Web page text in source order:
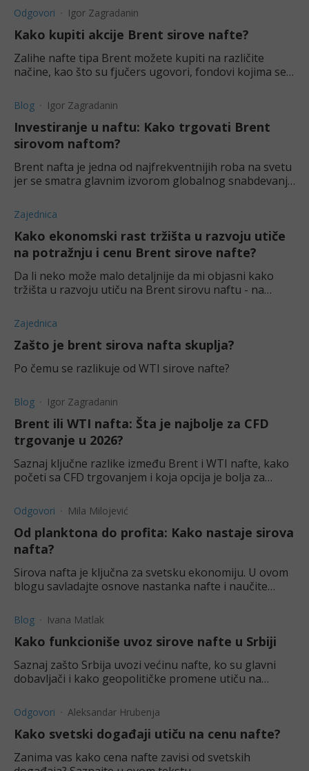
Odgovori Igor Zagradanin
Kako kupiti akcije Brent sirove nafte?
Zalihe nafte tipa Brent možete kupiti na različite
načine, kao što su fjučers ugovori, fondovi kojima se
Blog Igor Zagradanin
Investiranje u naftu: Kako trgovati Brent
sirovom naftom?
Brent nafta je jedna od najfrekventnijih roba na svetu
jer se smatra glavnim izvorom globalnog snabdevanja
Zajednica
Kako ekonomski rast tržišta u razvoju utiče
na potražnju i cenu Brent sirove nafte?
Da li neko može malo detaljnije da mi objasni kako
tržišta u razvoju utiču na Brent sirovu naftu - na
Brent sirovoj nafti, ali ne razumem najbolje
Zajednica
Zašto je brent sirova nafta skuplja?
Po čemu se razlikuje od WTI sirove nafte?
Blog Igor Zagradanin
Brent ili WTI nafta: Šta je najbolje za CFD
trgovanje u 2026?
Saznaj ključne razlike između Brent i WTI nafte, kako
početi sa CFD trgovanjem i koja opcija je bolja za
Odgovori Mila Milojević
Od planktona do profita: Kako nastaje sirova
nafta?
Sirova nafta je ključna za svetsku ekonomiju. U ovom
blogu savladajte osnove nastanka nafte i naučite
Blog Ivana Matlak
Kako funkcioniše uvoz sirove nafte u Srbiji
Saznaj zašto Srbija uvozi većinu nafte, ko su glavni
dobavljači i kako geopolitičke promene utiču na
Odgovori Aleksandar Hrubenja
Kako svetski događaji utiču na cenu nafte?
Zanima vas kako cena nafte zavisi od svetskih